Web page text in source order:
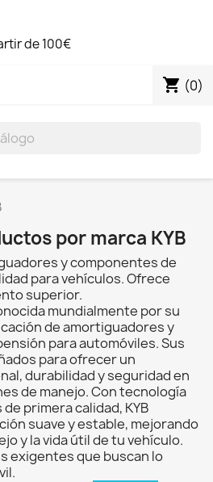
de 100€
shopping_cart (0)
por marca KYB
y componentes de
para vehículos. Ofrece
superior.
mundialmente por su
de amortiguadores y
para automóviles. Sus
para ofrecer un
durabilidad y seguridad en
de manejo. Con tecnología
primera calidad, KYB
suave y estable, mejorando
y la vida útil de tu vehículo.
exigentes que buscan lo